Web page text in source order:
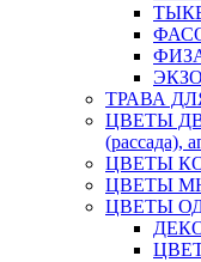
ТРАВА
ЦВЕТЫ
(рассада),
ЦВЕТЫ
ЦВЕТЫ
ЦВЕТЫ